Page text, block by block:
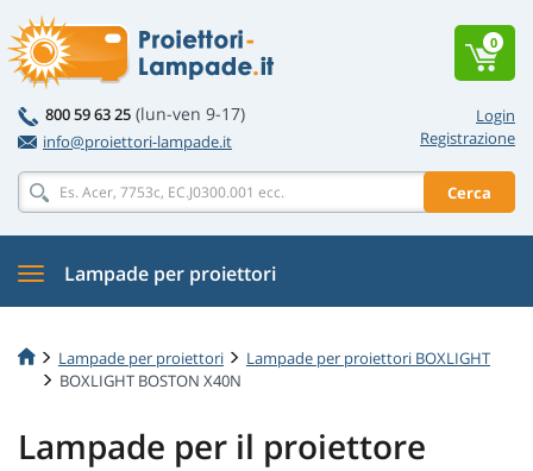
Login
Registrazione
800 59 63 25 (lun-ven 9-17)
info@proiettori-lampade.it
Cerca
0
Lampade per proiettori
Lampade per proiettori
Lampade per proiettori BOXLIGHT
BOXLIGHT BOSTON X40N
Lampade per il proiettore